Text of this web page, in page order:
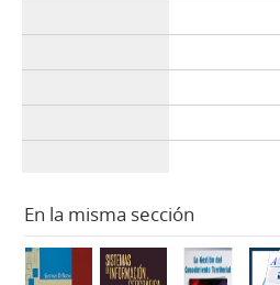
En la misma sección